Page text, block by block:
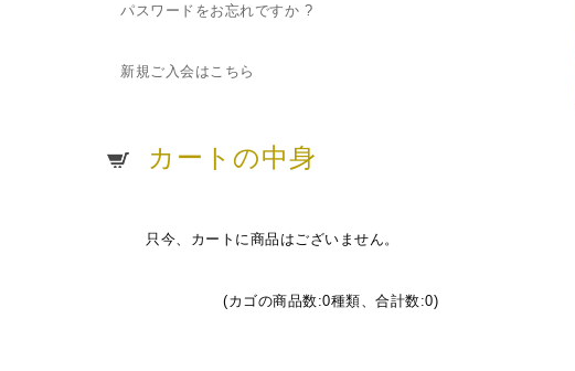
パスワードをお忘れですか ?
新規ご入会はこちら
カートの中身
只今、カートに商品はございません。
(カゴの商品数:0種類、合計数:0)